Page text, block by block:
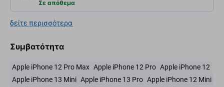
Σε απόθεμα
δείτε περισσότερα
Συμβατότητα
Apple iPhone 12 Pro Max Apple iPhone 12 Pro Apple iPhone 12
Apple iPhone 13 Mini Apple iPhone 13 Pro Apple iPhone 12 Mini